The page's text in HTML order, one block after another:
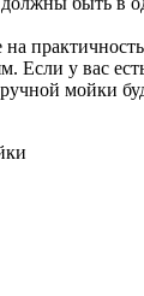
Если у вас
мойки